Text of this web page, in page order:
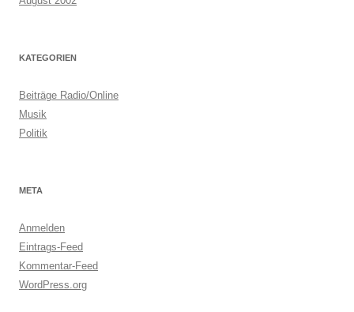
KATEGORIEN
Beiträge Radio/Online
Musik
Politik
META
Anmelden
Eintrags-Feed
Kommentar-Feed
WordPress.org